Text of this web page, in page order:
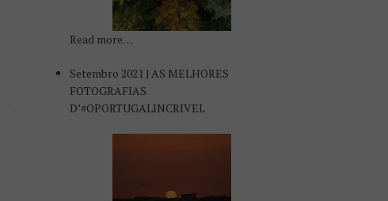
Read more…
Setembro 2021 | AS MELHORES
FOTOGRAFIAS
D’#OPORTUGALINCRIVEL